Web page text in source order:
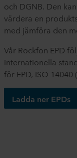
och DGNB. Den
värdera en
med jämföra den
Vår Rockfon EPD
internationella
för EPD, ISO 14040
Ladda ner EPDs